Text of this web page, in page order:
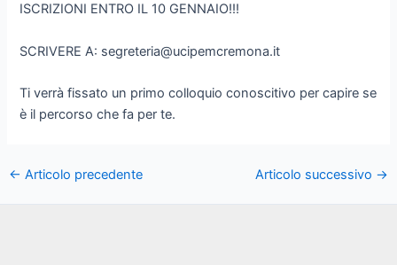
ISCRIZIONI ENTRO IL 10 GENNAIO!!!
SCRIVERE A: segreteria@ucipemcremona.it
Ti verrà fissato un primo colloquio conoscitivo per capire se
è il percorso che fa per te.
← Articolo precedente Articolo successivo →